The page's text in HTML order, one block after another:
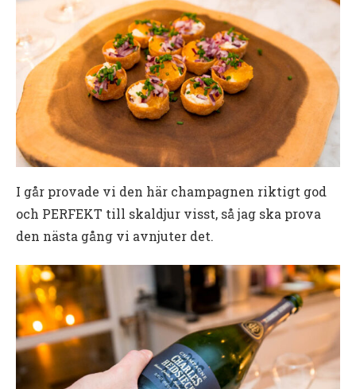
I går provade vi den här champagnen riktigt god
och PERFEKT till skaldjur visst, så jag ska prova
den nästa gång vi avnjuter det.